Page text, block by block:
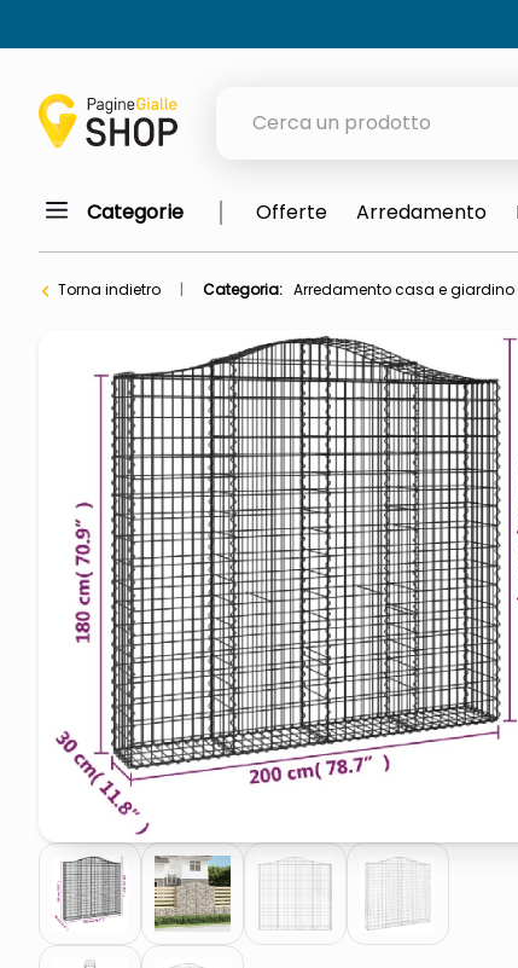
orologio parete
porta tv
elenco
ombrelloni
lucidatrice pavimenti
italia independent occhiali
pattumiera raccolta
elenco telefonico
Categorie Offerte Arredamento
Torna indietro Categoria: Arredamento casa e giardino